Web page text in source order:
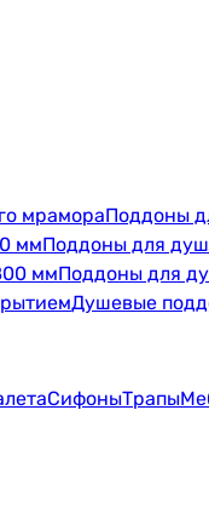
мрамораПоддоны
ммПоддоны для
ммПоддоны для
Душевые
СифоныТрапы